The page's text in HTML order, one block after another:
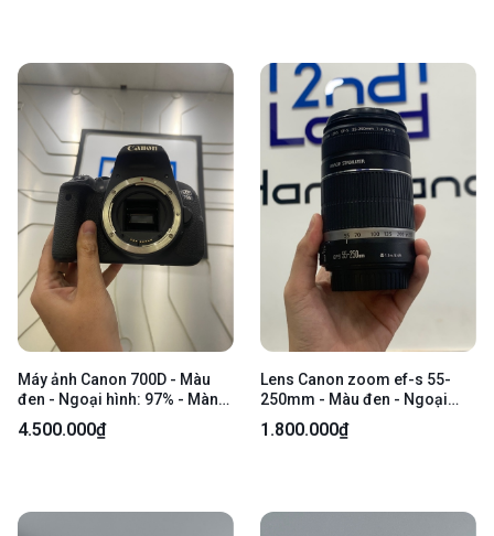
Máy ảnh Canon 700D - Màu
đen - Ngoại hình: 97% - Màn
ám viền vàng, sensor có 2
chấm, máy xước, mất cao bên
4.500.000₫
Lens Canon zoom ef-s 55-
250mm - Màu đen - Ngoại
hình: 97% - Bụi trong nhẹ -
Body
1.800.000₫